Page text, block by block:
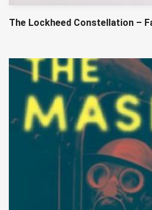
The Lockheed Constellation –